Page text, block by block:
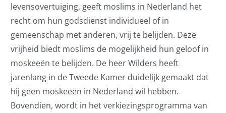
levensovertuiging, geeft moslims in Nederland het
recht om hun godsdienst individueel of in
gemeenschap met anderen, vrij te belijden. Deze
vrijheid biedt moslims de mogelijkheid hun geloof in
moskeeën te belijden. De heer Wilders heeft
jarenlang in de Tweede Kamer duidelijk gemaakt dat
hij geen moskeeën in Nederland wil hebben.
Bovendien, wordt in het verkiezingsprogramma van